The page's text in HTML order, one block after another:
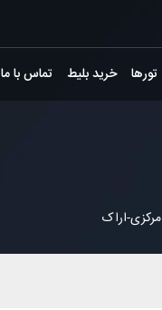
تورها خرید بلیط تماس با ما
اراک